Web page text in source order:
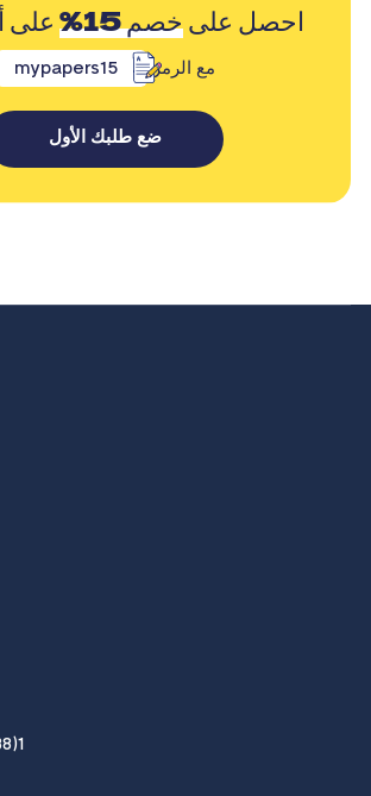
احصل علىخصم 15% على
مع الرمز mypapers15
ضع طلبك الأول
1(888)870-8911